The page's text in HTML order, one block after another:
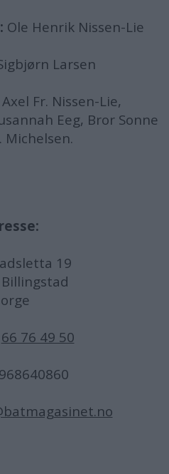
Ole Henrik Nissen-Lie
Larsen
Axel Fr. Nissen-Lie,
Eeg, Bror Sonne
Michelsen.
19
66 76 49 50